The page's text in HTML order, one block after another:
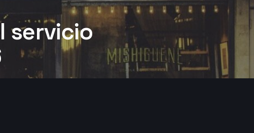
servicio